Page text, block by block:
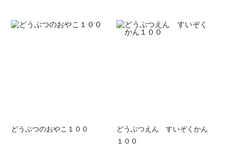
どうぶつのおやこ１００
どうぶつえん すいぞくかん
１００